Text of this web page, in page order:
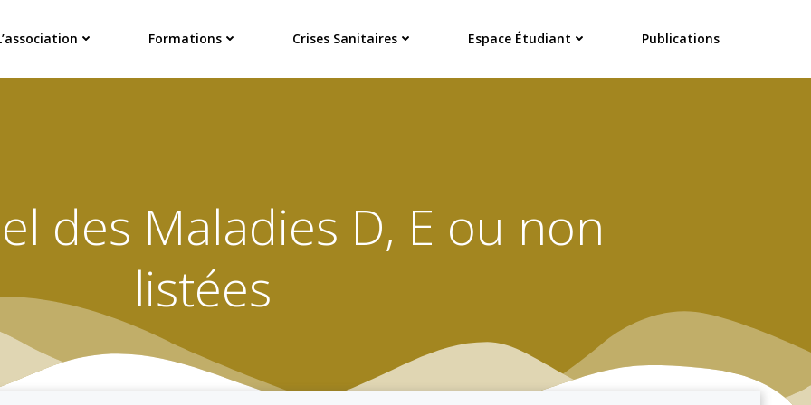
Formations Crises Sanitaires Espace Étudiant Publications
des Maladies D, E ou non
listées